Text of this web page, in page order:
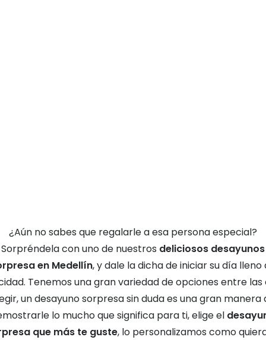
¿Aún no sabes que regalarle a esa persona especial?
Sorpréndela con uno de nuestros deliciosos desayunos
en Medellín, y dale la dicha de iniciar su día lleno
Tenemos una gran variedad de opciones entre las
un desayuno sorpresa sin duda es una gran manera
lo mucho que significa para ti, elige el
que más te guste, lo personalizamos como